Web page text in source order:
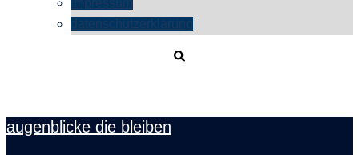
impressum
datenschutzerklärung
augenblicke die bleiben